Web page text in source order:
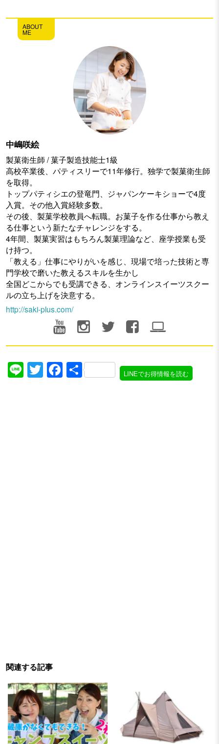
ABOUT
ME
中嶋咲絵
製菓衛生師 / 菓子製造技能士1級
高校卒業後、パティスリーで11年修行。独学で製菓衛生師
を取得。
トップパティシエの登竜門、ジャパンケーキショーで4度
入賞。その他入賞経験多数。
その後、製菓学校教員へ転職。お菓子を作る仕事から教え
る仕事という新たなチャレンジをする。
4年間、製菓実習はもちろん製菓理論など、座学授業も受
け持つ。
「教える」仕事にやりがいを感じ、現場で培った技術と専
門学校で磨いた教えるスキルを生かし
全国どこからでも受講できる、オンラインスイーツスクー
ルの立ち上げを決意する。
http://saki-plus.com/
LineTwitter
Facebook
共
有
LINEでお得情報を読む
関連する記事